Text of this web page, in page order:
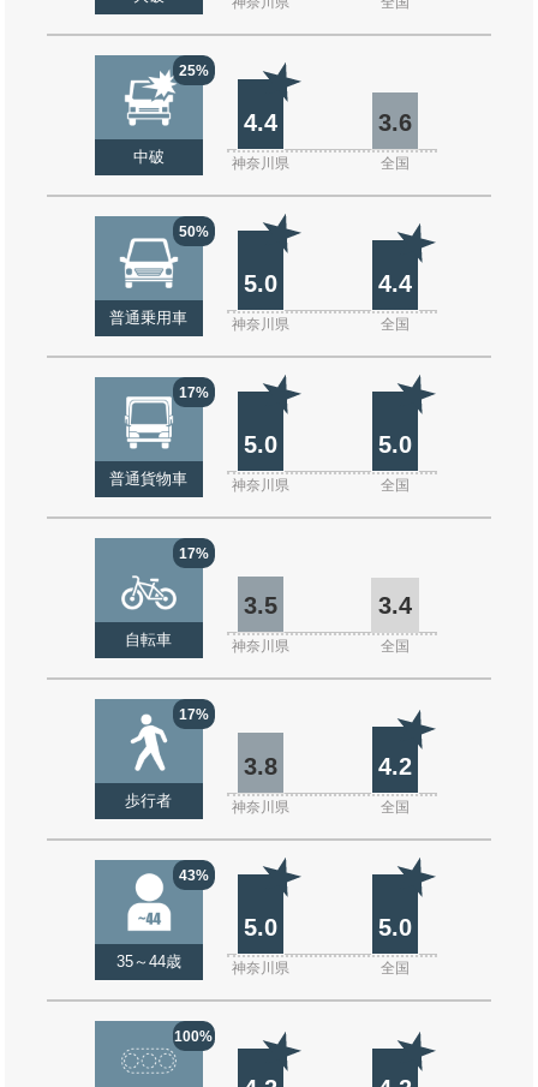
25%
中破
4.4 3.6
神奈川県 全国
50%
普通乗用車
5.0 4.4
神奈川県 全国
17%
普通貨物車
5.0 5.0
神奈川県 全国
17%
自転車
3.5 3.4
神奈川県 全国
17%
歩行者
3.8 4.2
神奈川県 全国
43%
35～44歳
5.0 5.0
神奈川県 全国
100%